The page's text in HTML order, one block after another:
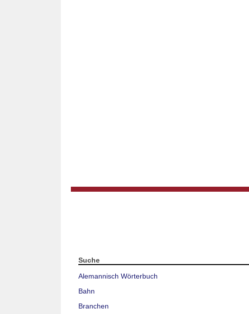
Suche
Alemannisch Wörterbuch
Bahn
Branchen